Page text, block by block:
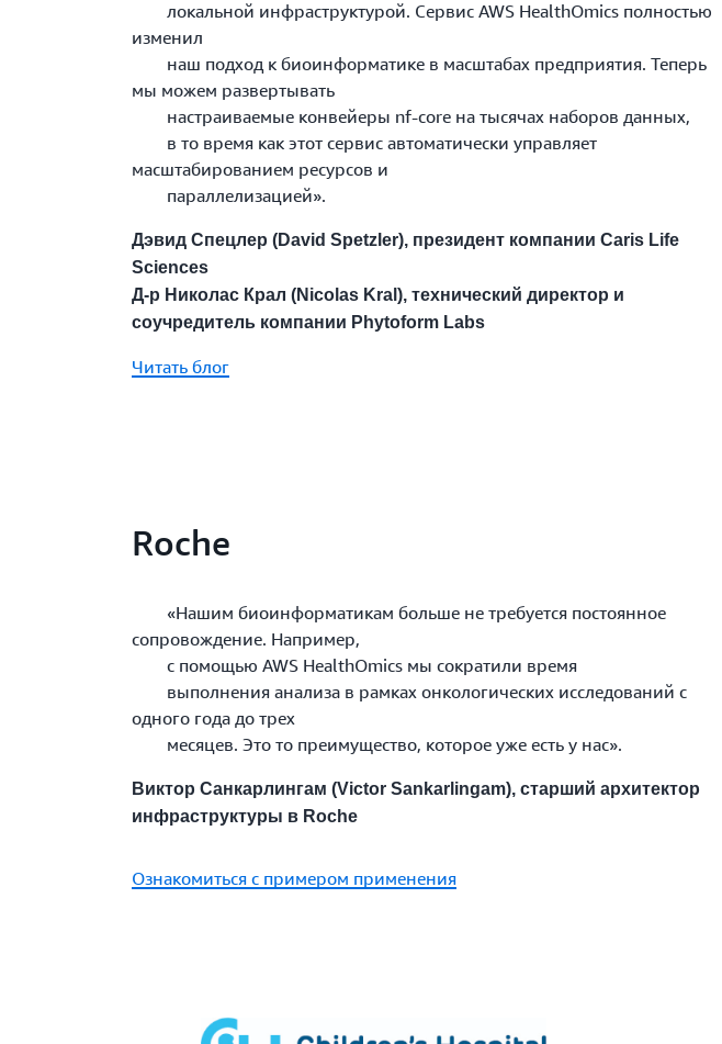
локальной инфраструктурой. Сервис AWS HealthOmics полностью
изменил
наш подход к биоинформатике в масштабах предприятия. Теперь
мы можем развертывать
настраиваемые конвейеры nf-core на тысячах наборов данных,
в то время как этот сервис автоматически управляет
масштабированием ресурсов и
параллелизацией».
Дэвид Спецлер (David Spetzler), президент компании Caris Life
Sciences
Д‑р Николас Крал (Nicolas Kral), технический директор и
соучредитель компании Phytoform Labs
Читать блог
Roche
«Нашим биоинформатикам больше не требуется постоянное
сопровождение. Например,
с помощью AWS HealthOmics мы сократили время
выполнения анализа в рамках онкологических исследований с
одного года до трех
месяцев. Это то преимущество, которое уже есть у нас».
Виктор Санкарлингам (Victor Sankarlingam), старший архитектор
инфраструктуры в Roche
Ознакомиться с примером применения